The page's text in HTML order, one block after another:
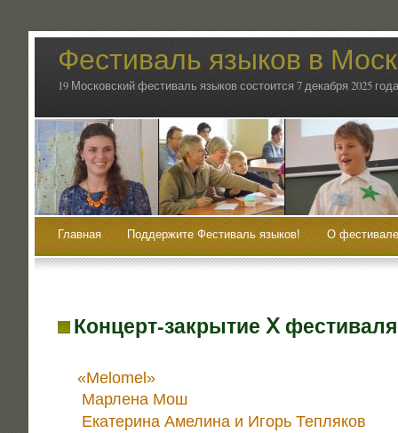
Фестиваль языков в
19 Московский фестиваль языков состоится 7 декабря 2025
Главная Поддержите Фестиваль языков! О
Концерт-закрытие Ⅹ фестиваля
«Melomel»
Мар­ле­на Мош
Ека­те­ри­на Аме­ли­на и Игорь Тепляков